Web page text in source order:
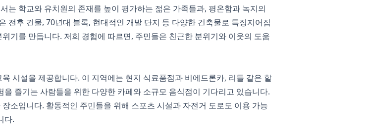
는 학교와 유치원의 존재를 높이 평가하는 젊은 가족들과, 평온함과 녹지의
전후 건물, 70년대 블록, 현대적인 개발 단지 등 다양한 건축물로 특징지어집
기를 만듭니다. 저희 경험에 따르면, 주민들은 친근한 분위기와 이웃의 도움
시설을 제공합니다. 이 지역에는 현지 식료품점과 비에드론카, 리들 같은 할
즐기는 사람들을 위한 다양한 카페와 소규모 음식점이 기다리고 있습니다.
소입니다. 활동적인 주민들을 위해 스포츠 시설과 자전거 도로도 이용 가능
다.